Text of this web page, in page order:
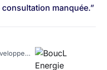
manquée.”
Cheffe de projets Développement